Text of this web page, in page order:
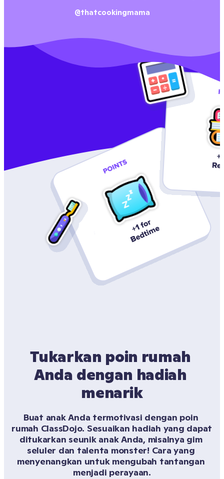
@thatcookingmama
Tukarkan poin rumah
Anda dengan hadiah
menarik
Buat anak Anda termotivasi dengan poin
rumah ClassDojo. Sesuaikan hadiah yang dapat
ditukarkan seunik anak Anda, misalnya gim
seluler dan talenta monster! Cara yang
menyenangkan untuk mengubah tantangan
menjadi perayaan.